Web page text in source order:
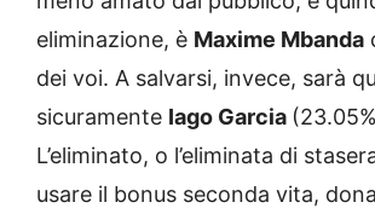
eliminazione, è Maxime Mbanda
dei voi. A salvarsi, invece, sarà
sicuramente Iago Garcia
L’eliminato, o l’eliminata di
usare il bonus seconda vita,